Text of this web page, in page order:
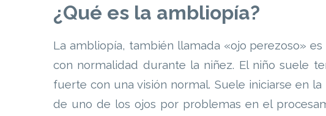
¿Qué es la ambliopía?
La ambliopía, también llamada «ojo perezoso»
con normalidad durante la niñez. El niño suele
fuerte con una visión normal. Suele iniciarse en
de uno de los ojos por problemas en el